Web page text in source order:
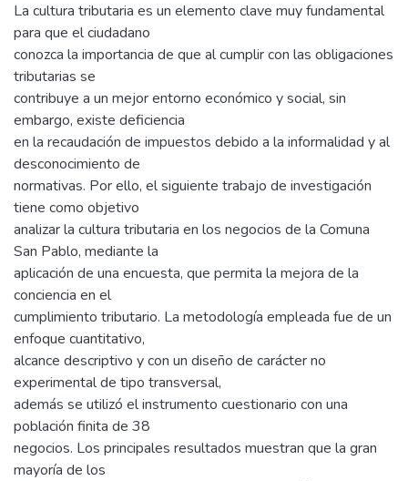
La cultura tributaria es un elemento clave muy fundamental
para que el ciudadano
conozca la importancia de que al cumplir con las obligaciones
tributarias se
contribuye a un mejor entorno económico y social, sin
embargo, existe deficiencia
en la recaudación de impuestos debido a la informalidad y al
desconocimiento de
normativas. Por ello, el siguiente trabajo de investigación
tiene como objetivo
analizar la cultura tributaria en los negocios de la Comuna
San Pablo, mediante la
aplicación de una encuesta, que permita la mejora de la
conciencia en el
cumplimiento tributario. La metodología empleada fue de un
enfoque cuantitativo,
alcance descriptivo y con un diseño de carácter no
experimental de tipo transversal,
además se utilizó el instrumento cuestionario con una
población finita de 38
negocios. Los principales resultados muestran que la gran
mayoría de los